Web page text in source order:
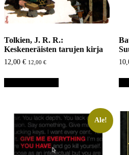
Tolkien, J. R. R.:
Keskeneräisten tarujen kirja
12,00 € 12,00 €
Ale!